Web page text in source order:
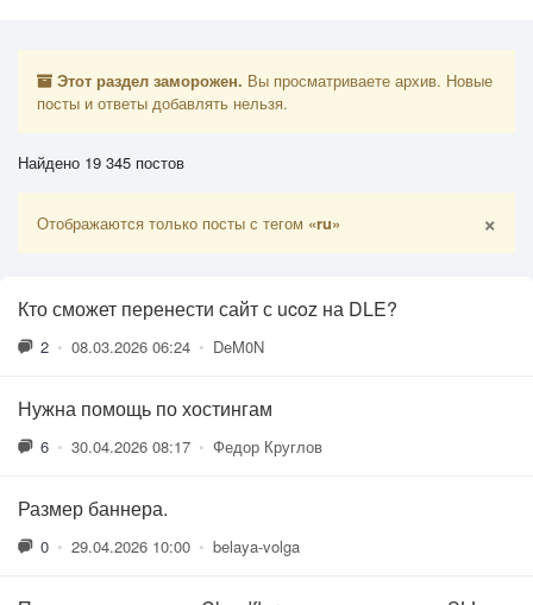
Этот раздел заморожен. Вы просматриваете архив. Новые
посты и ответы добавлять нельзя.
Найдено 19 345 постов
Отображаются только посты с тегом «ru» ×
Кто сможет перенести сайт с ucoz на DLE?
2 • 08.03.2026 06:24 • DeM0N
Нужна помощь по хостингам
6 • 30.04.2026 08:17 • Федор Круглов
Размер баннера.
0 • 29.04.2026 10:00 • belaya-volga